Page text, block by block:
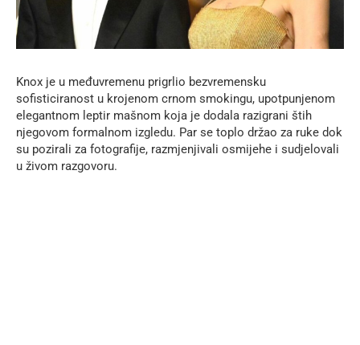
Knox je u međuvremenu prigrlio bezvremensku
sofisticiranost u krojenom crnom smokingu, upotpunjenom
elegantnom leptir mašnom koja je dodala razigrani štih
njegovom formalnom izgledu. Par se toplo držao za ruke dok
su pozirali za fotografije, razmjenjivali osmijehe i sudjelovali
u živom razgovoru.